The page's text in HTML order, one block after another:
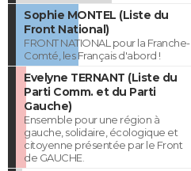
Sophie MONTEL (Liste du
Front National)
FRONT NATIONAL pour la Franche-
Comté, les Français d'abord !
Evelyne TERNANT (Liste du
Parti Comm. et du Parti
Gauche)
Ensemble pour une région à
gauche, solidaire, écologique et
citoyenne présentée par le Front
de GAUCHE.